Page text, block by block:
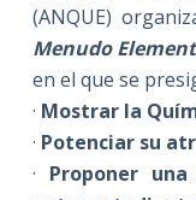
(ANQUE)
Menudo
en el que se
· Mostrar la
· Potenciar su
· Proponer